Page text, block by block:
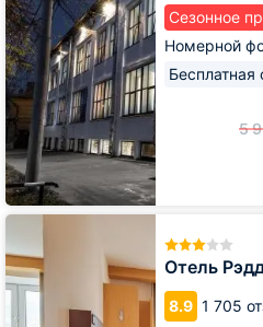
Сезонное
Номерной
Бесплатная
5
Отель
8.9 1 705
Отель